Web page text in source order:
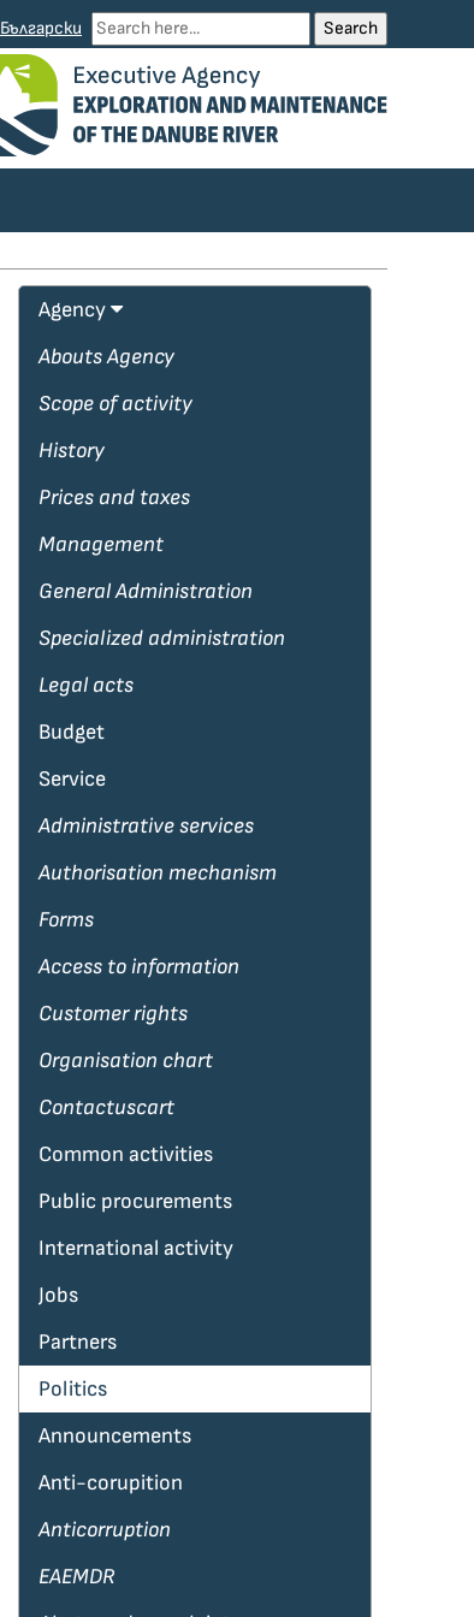
Български
Agency
Abouts Agency
Scope of activity
History
Prices and taxes
Management
General Administration
Specialized administration
Legal acts
Budget
Service
Administrative services
Authorisation mechanism
Forms
Access to information
Customer rights
Organisation chart
Contactuscart
Common activities
Public procurements
International activity
Jobs
Partners
Politics
Announcements
Anti-corupition
Anticorruption
EAEMDR